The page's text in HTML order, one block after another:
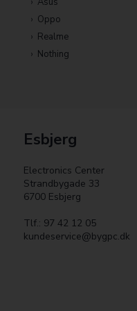
Oppo
Realme
Nothing
Esbjerg
Electronics Center
Strandbygade 33
6700 Esbjerg
Tlf.: 97 42 12 05
kundeservice@bygpc.dk